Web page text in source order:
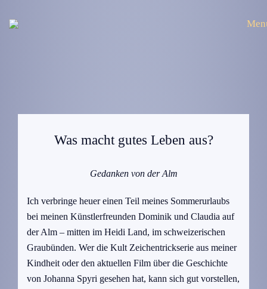
Was macht gutes Leben aus?
Gedanken von der Alm
Ich verbringe heuer einen Teil meines Sommerurlaubs
bei meinen Künstlerfreunden Dominik und Claudia auf
der Alm – mitten im Heidi Land, im schweizerischen
Graubünden. Wer die Kult Zeichentrickserie aus meiner
Kindheit oder den aktuellen Film über die Geschichte
von Johanna Spyri gesehen hat, kann sich gut vorstellen,